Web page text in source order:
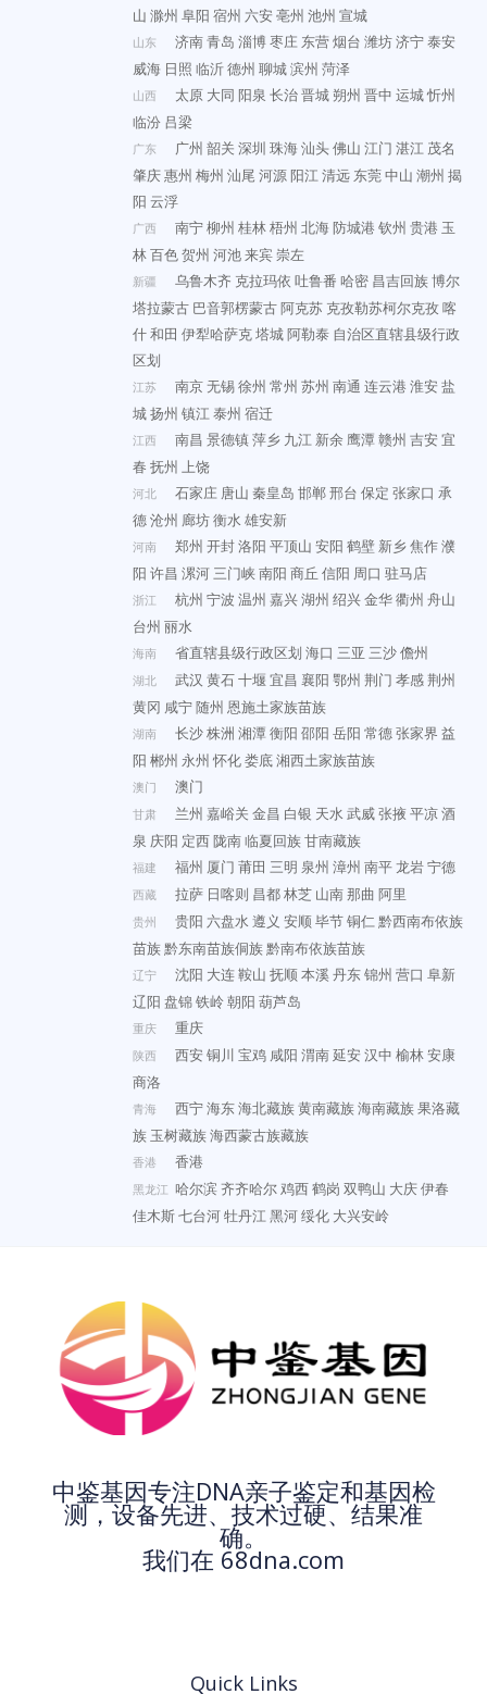
山 滁州 阜阳 宿州 六安亳州 池州 宣城
山东 济南青岛 淄博枣庄 东营烟台 潍坊济宁泰安
威海 日照 临沂德州 聊城滨州 菏泽
山西 太原 大同 阳泉 长治晋城朔州 晋中 运城忻州
临汾 吕梁
广东 广州 韶关 深圳 珠海汕头佛山 江门 湛江 茂名
肇庆惠州 梅州 汕尾 河源阳江清远 东莞中山 潮州 揭
阳 云浮
广西 南宁柳州 桂林梧州 北海防城港钦州 贵港 玉
林百色贺州 河池来宾崇左
新疆 乌鲁木齐 克拉玛依 吐鲁番 哈密 昌吉回族博尔
塔拉蒙古 巴音郭楞蒙古阿克苏 克孜勒苏柯尔克孜喀
什和田 伊犁哈萨克塔城阿勒泰 自治区直辖县级行政
区划
江苏 南京无锡徐州 常州 苏州 南通 连云港淮安盐
城扬州 镇江泰州 宿迁
江西 南昌 景德镇萍乡 九江 新余鹰潭赣州 吉安宜
春 抚州 上饶
河北 石家庄 唐山 秦皇岛 邯郸邢台 保定 张家口 承
德沧州 廊坊衡水雄安新
河南 郑州 开封洛阳 平顶山 安阳 鹤壁 新乡焦作濮
阳 许昌 漯河三门峡南阳 商丘 信阳 周口 驻马店
浙江 杭州 宁波 温州 嘉兴湖州 绍兴金华衢州 舟山
台州 丽水
海南 省直辖县级行政区划 海口 三亚 三沙儋州
湖北 武汉 黄石十堰 宜昌 襄阳 鄂州 荆门 孝感荆州
黄冈 咸宁随州 恩施土家族苗族
湖南 长沙株洲 湘潭衡阳 邵阳 岳阳 常德张家界 益
阳 郴州 永州 怀化娄底湘西土家族苗族
澳门 澳门
甘肃 兰州 嘉峪关 金昌 白银 天水武威张掖平凉酒
泉 庆阳 定西陇南临夏回族甘南藏族
福建 福州 厦门 莆田 三明 泉州 漳州 南平龙岩宁德
西藏 拉萨 日喀则 昌都林芝 山南那曲 阿里
贵州 贵阳 六盘水遵义 安顺毕节铜仁黔西南布依族
苗族黔东南苗族侗族黔南布依族苗族
辽宁 沈阳 大连鞍山 抚顺本溪丹东锦州 营口 阜新
辽阳 盘锦铁岭朝阳 葫芦岛
重庆 重庆
陕西 西安铜川 宝鸡 咸阳 渭南延安汉中 榆林安康
商洛
青海 西宁海东海北藏族黄南藏族海南藏族果洛藏
族 玉树藏族海西蒙古族藏族
香港 香港
黑龙江 哈尔滨齐齐哈尔鸡西鹤岗 双鸭山 大庆伊春
佳木斯七台河牡丹江黑河绥化 大兴安岭
中鉴基因专注DNA亲子鉴定和基因检
测，设备先进、技术过硬、结果准
确。
我们在 68dna.com
Quick Links